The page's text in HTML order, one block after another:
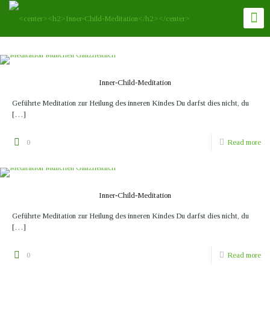
Inner-Child-Meditation
Geführte Meditation zur Heilung des inneren Kindes Du darfst dies nicht, du
[…]
0 Read more
Inner-Child-Meditation
Geführte Meditation zur Heilung des inneren Kindes Du darfst dies nicht, du
[…]
0 Read more